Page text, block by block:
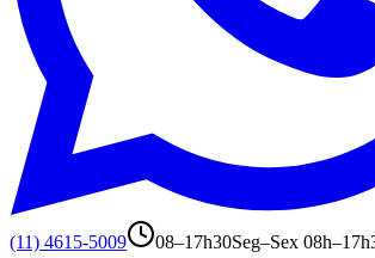
(11) 4615-5009 08–17h30Seg–Sex